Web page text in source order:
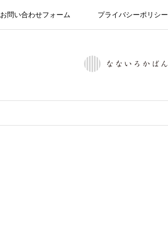
お問い合わせフォーム プライバシーポリシー